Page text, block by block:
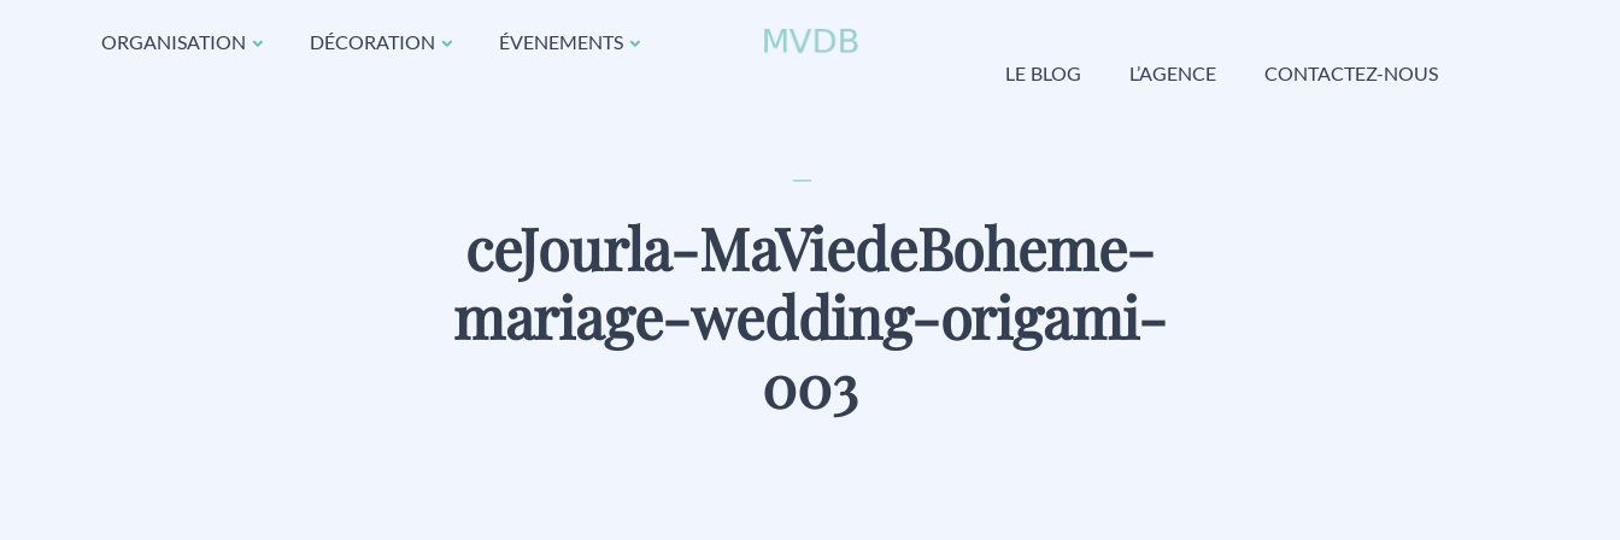
ORGANISATION DÉCORATION
ÉVENEMENTS
LE BLOG
L’AGENCE CONTACTEZ-NOUS
ceJourla-MaViedeBoheme-
mariage-wedding-origami-
003